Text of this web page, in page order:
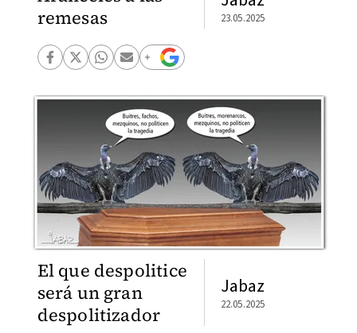
remesas
23.05.2025
El que despolitice
será un gran
despolitizador
Jabaz
22.05.2025